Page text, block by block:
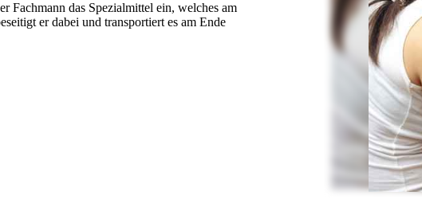
Fachmann das Spezialmittel ein, welches am
er dabei und transportiert es am Ende